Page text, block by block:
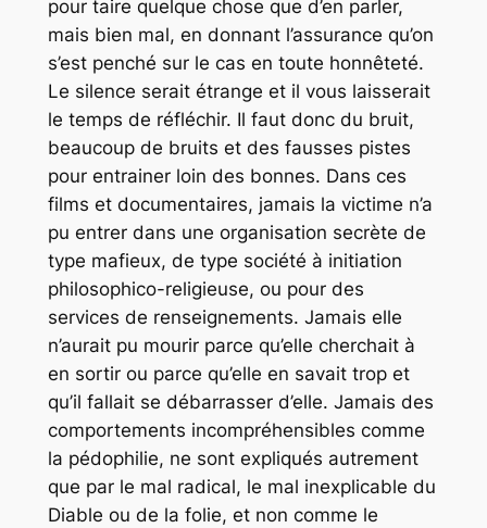
pour taire quelque chose que d’en parler,
mais bien mal, en donnant l’assurance qu’on
s’est penché sur le cas en toute honnêteté.
Le silence serait étrange et il vous laisserait
le temps de réfléchir. Il faut donc du bruit,
beaucoup de bruits et des fausses pistes
pour entrainer loin des bonnes. Dans ces
films et documentaires, jamais la victime n’a
pu entrer dans une organisation secrète de
type mafieux, de type société à initiation
philosophico-religieuse, ou pour des
services de renseignements. Jamais elle
n’aurait pu mourir parce qu’elle cherchait à
en sortir ou parce qu’elle en savait trop et
qu’il fallait se débarrasser d’elle. Jamais des
comportements incompréhensibles comme
la pédophilie, ne sont expliqués autrement
que par le mal radical, le mal inexplicable du
Diable ou de la folie, et non comme le